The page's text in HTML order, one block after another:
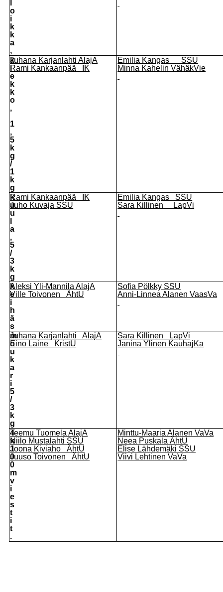
o
i
k
k
a
,
k
i
e
k
k
o
,
1
,
5
k
g
/
1
k
g
Juhana Karjanlahti AlajA
Rami Kankaanpää IK
Emilia Kangas SSU
Minna Kahelin VähäkVie
k
u
u
a
,
5
/
3
k
g
Rami Kankaanpää IK
Juho Kuvaja SSU
Emilia Kangas SSU
Sara Killinen LapVi
k
e
i
h
ä
s
Aleksi Yli-Mannila AlajA
Ville Toivonen ÄhtU
Sofia Pölkky SSU
Anni-Linnea Alanen VaasVa
m
o
u
k
a
r
i
5
/
3
k
g
Juhana Karjanlahti AlajA
Eino Laine KristU
Sara Killinen LapVi
Janina Ylinen KauhajKa
4
x
1
0
0
m
v
i
e
s
t
i
t
.
Teemu Tuomela AlajA
Niilo Mustalahti SSU
Joona Kiviaho ÄhtU
Juuso Toivonen ÄhtU
Minttu-Maaria Alanen VaVa
Neea Puskala ÄhtU
Elise Lähdemäki SSU
Viivi Lehtinen VaVa